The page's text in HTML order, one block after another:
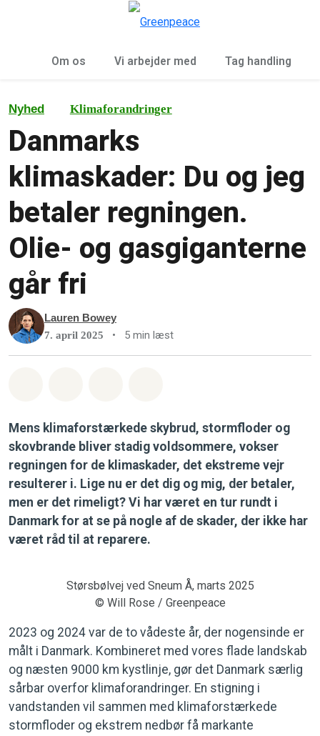
Om os Vi arbejder med Tag handling
Nyhed Klimaforandringer
Danmarks
klimaskader: Du og jeg
betaler regningen.
Olie- og gasgiganterne
går fri
Lauren Bowey
7. april 2025 • 5 min læst
Mens klimaforstærkede skybrud, stormfloder og
skovbrande bliver stadig voldsommere, vokser
regningen for de klimaskader, det ekstreme vejr
resulterer i. Lige nu er det dig og mig, der betaler,
men er det rimeligt? Vi har været en tur rundt i
Danmark for at se på nogle af de skader, der ikke har
været råd til at reparere.
Størsbølvej ved Sneum Å, marts 2025
© Will Rose / Greenpeace
2023 og 2024 var de to vådeste år, der nogensinde er
målt i Danmark. Kombineret med vores flade landskab
og næsten 9000 km kystlinje, gør det Danmark særlig
sårbar overfor klimaforandringer. En stigning i
vandstanden vil sammen med klimaforstærkede
stormfloder og ekstrem nedbør få markante